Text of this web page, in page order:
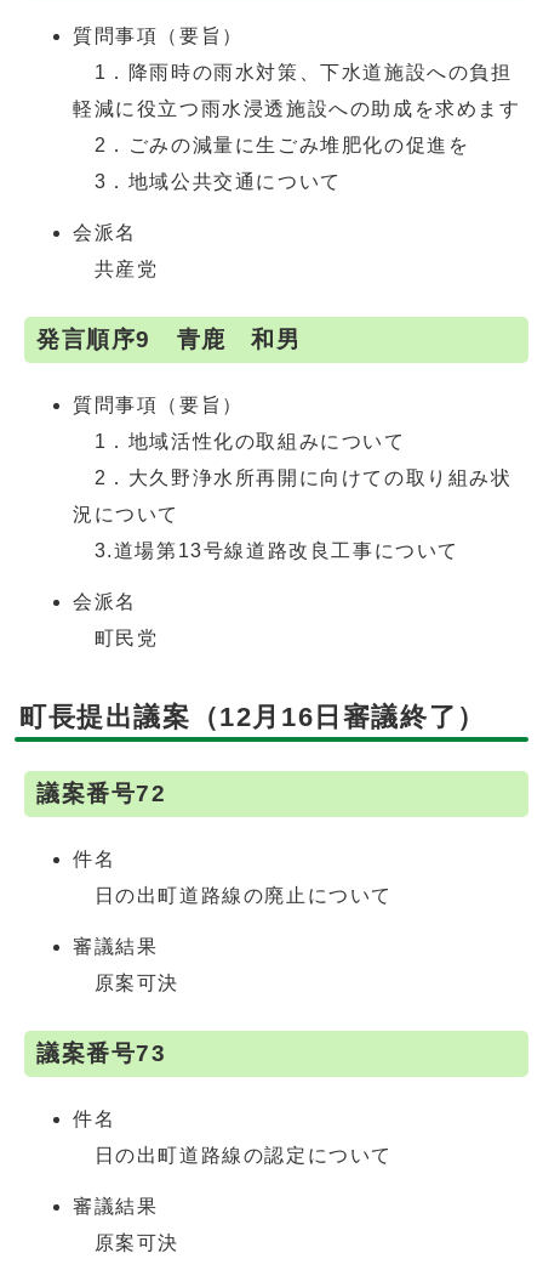
質問事項（要旨）
1．降雨時の雨水対策、下水道施設への負担
軽減に役立つ雨水浸透施設への助成を求めます
2．ごみの減量に生ごみ堆肥化の促進を
3．地域公共交通について
会派名
共産党
発言順序9 青鹿 和男
質問事項（要旨）
1．地域活性化の取組みについて
2．大久野浄水所再開に向けての取り組み状
況について
3.道場第13号線道路改良工事について
会派名
町民党
町長提出議案（12月16日審議終了）
議案番号72
件名
日の出町道路線の廃止について
審議結果
原案可決
議案番号73
件名
日の出町道路線の認定について
審議結果
原案可決